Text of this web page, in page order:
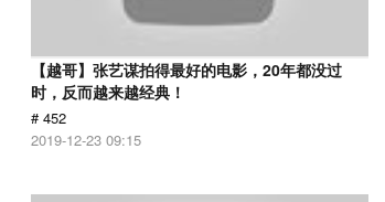
【越哥】张艺谋拍得最好的电影，20年都没过
时，反而越来越经典！
# 452
2019-12-23 09:15